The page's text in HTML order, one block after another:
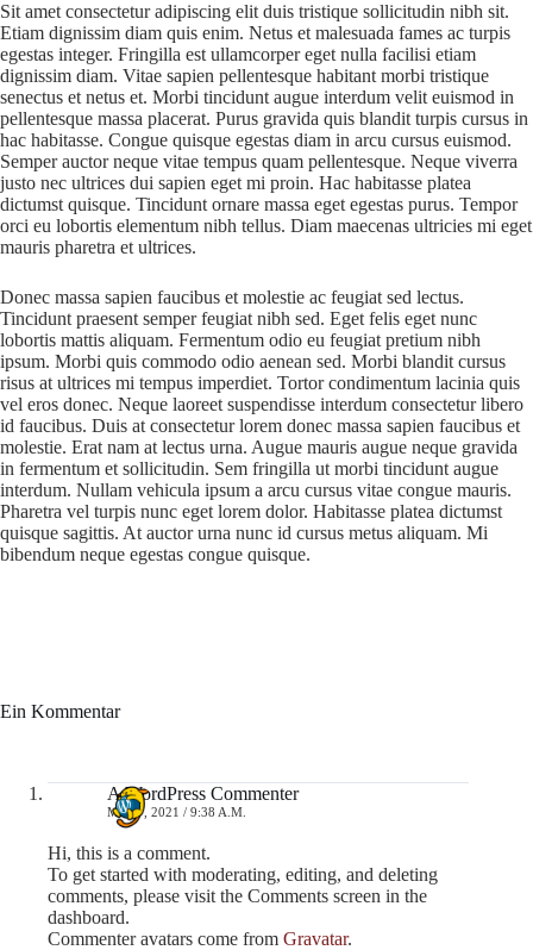
Sit amet consectetur adipiscing elit duis tristique sollicitudin nibh sit.
Etiam dignissim diam quis enim. Netus et malesuada fames ac turpis
egestas integer. Fringilla est ullamcorper eget nulla facilisi etiam
dignissim diam. Vitae sapien pellentesque habitant morbi tristique
senectus et netus et. Morbi tincidunt augue interdum velit euismod in
pellentesque massa placerat. Purus gravida quis blandit turpis cursus in
hac habitasse. Congue quisque egestas diam in arcu cursus euismod.
Semper auctor neque vitae tempus quam pellentesque. Neque viverra
justo nec ultrices dui sapien eget mi proin. Hac habitasse platea
dictumst quisque. Tincidunt ornare massa eget egestas purus. Tempor
orci eu lobortis elementum nibh tellus. Diam maecenas ultricies mi eget
mauris pharetra et ultrices.
Donec massa sapien faucibus et molestie ac feugiat sed lectus.
Tincidunt praesent semper feugiat nibh sed. Eget felis eget nunc
lobortis mattis aliquam. Fermentum odio eu feugiat pretium nibh
ipsum. Morbi quis commodo odio aenean sed. Morbi blandit cursus
risus at ultrices mi tempus imperdiet. Tortor condimentum lacinia quis
vel eros donec. Neque laoreet suspendisse interdum consectetur libero
id faucibus. Duis at consectetur lorem donec massa sapien faucibus et
molestie. Erat nam at lectus urna. Augue mauris augue neque gravida
in fermentum et sollicitudin. Sem fringilla ut morbi tincidunt augue
interdum. Nullam vehicula ipsum a arcu cursus vitae congue mauris.
Pharetra vel turpis nunc eget lorem dolor. Habitasse platea dictumst
quisque sagittis. At auctor urna nunc id cursus metus aliquam. Mi
bibendum neque egestas congue quisque.
Ein Kommentar
A WordPress Commenter
MAI 7, 2021 / 9:38 A.M.
Hi, this is a comment.
To get started with moderating, editing, and deleting
comments, please visit the Comments screen in the
dashboard.
Commenter avatars come from Gravatar.